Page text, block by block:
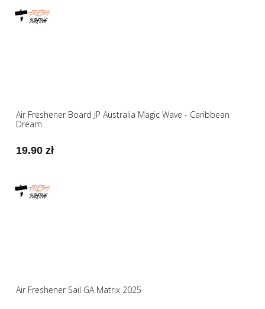
Air Freshener Board JP Australia Magic Wave - Caribbean
Dream
19.90 zł
Air Freshener Sail GA Matrix 2025